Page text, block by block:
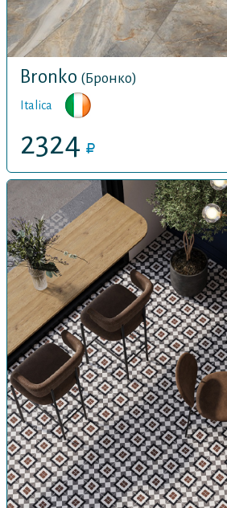
Bronko (Бронко)
Italica
2324